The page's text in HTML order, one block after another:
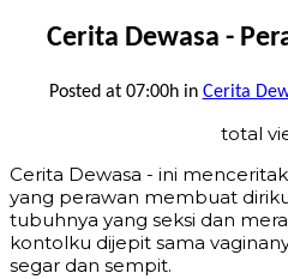
Cerita Dewasa -
Posted at 07:00hin Cerita
total
Cerita Dewasa - ini
yang perawan membuat
tubuhnya yang seksi dan
kontolku dijepit sama
segar dan sempit.